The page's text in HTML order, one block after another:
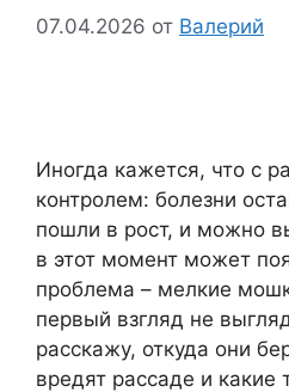
07.04.2026 от Валерий
Иногда кажется, что с
контролем: болезни
пошли в рост, и можно
в этот момент может
проблема – мелкие
первый взгляд не
расскажу, откуда они
вредят рассаде и